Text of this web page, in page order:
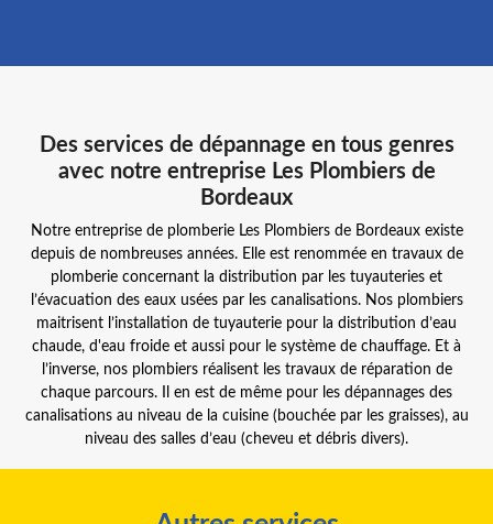
Des services de dépannage en tous genres
avec notre entreprise Les Plombiers de
Bordeaux
Notre entreprise de plomberie Les Plombiers de Bordeaux existe
depuis de nombreuses années. Elle est renommée en travaux de
plomberie concernant la distribution par les tuyauteries et
l’évacuation des eaux usées par les canalisations. Nos plombiers
maitrisent l’installation de tuyauterie pour la distribution d’eau
chaude, d'eau froide et aussi pour le système de chauffage. Et à
l’inverse, nos plombiers réalisent les travaux de réparation de
chaque parcours. Il en est de même pour les dépannages des
canalisations au niveau de la cuisine (bouchée par les graisses), au
niveau des salles d’eau (cheveu et débris divers).